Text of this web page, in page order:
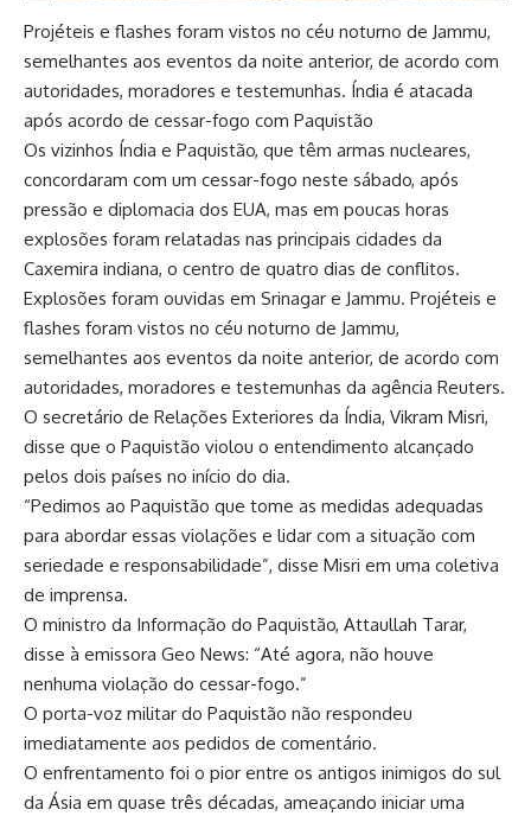
Projéteis e flashes foram vistos no céu noturno de Jammu,
semelhantes aos eventos da noite anterior, de acordo com
autoridades, moradores e testemunhas. Índia é atacada
após acordo de cessar-fogo com Paquistão
Os vizinhos Índia e Paquistão, que têm armas nucleares,
concordaram com um cessar-fogo neste sábado, após
pressão e diplomacia dos EUA, mas em poucas horas
explosões foram relatadas nas principais cidades da
Caxemira indiana, o centro de quatro dias de conflitos.
Explosões foram ouvidas em Srinagar e Jammu. Projéteis e
flashes foram vistos no céu noturno de Jammu,
semelhantes aos eventos da noite anterior, de acordo com
autoridades, moradores e testemunhas da agência Reuters.
O secretário de Relações Exteriores da Índia, Vikram Misri,
disse que o Paquistão violou o entendimento alcançado
pelos dois países no início do dia.
“Pedimos ao Paquistão que tome as medidas adequadas
para abordar essas violações e lidar com a situação com
seriedade e responsabilidade”, disse Misri em uma coletiva
de imprensa.
O ministro da Informação do Paquistão, Attaullah Tarar,
disse à emissora Geo News: “Até agora, não houve
nenhuma violação do cessar-fogo.”
O porta-voz militar do Paquistão não respondeu
imediatamente aos pedidos de comentário.
O enfrentamento foi o pior entre os antigos inimigos do sul
da Ásia em quase três décadas, ameaçando iniciar uma